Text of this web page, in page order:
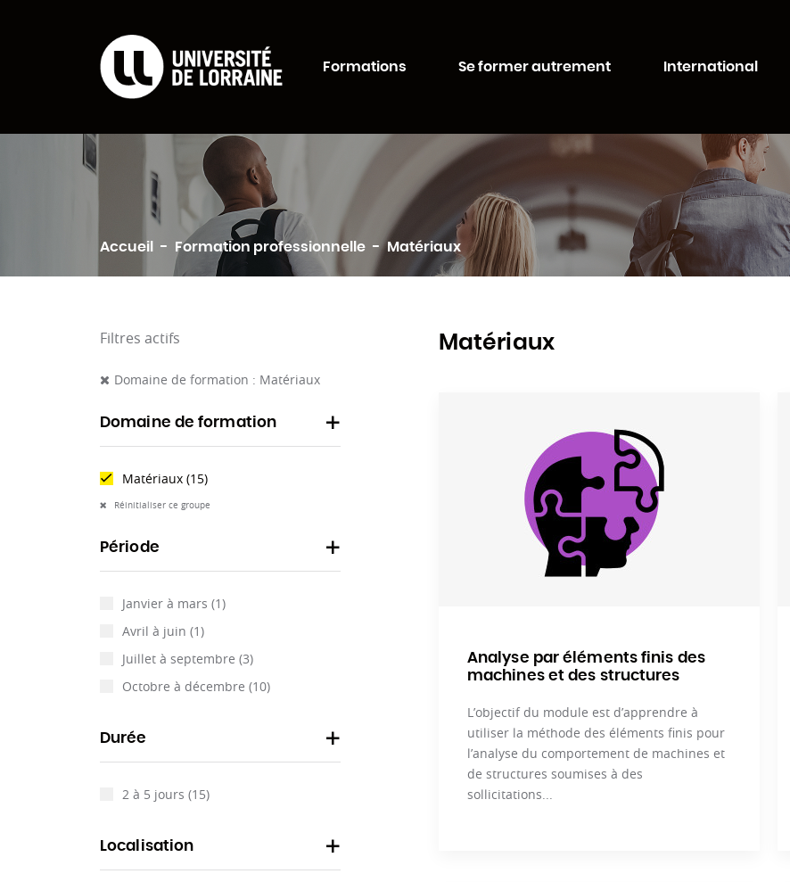
recherche
Formations Se former autrement International
Rechercher
Accueil Formation professionnelle Matériaux
Filtres actifs
Domaine de formation : Matériaux
Domaine de formation
Matériaux (15)
Réinitialiser ce groupe
Période
Janvier à mars (1)
Avril à juin (1)
Juillet à septembre (3)
Octobre à décembre (10)
Durée
2 à 5 jours (15)
Localisation
Matériaux
Analyse par éléments finis des
machines et des structures
L’objectif du module est d’apprendre à
utiliser la méthode des éléments finis pour
l’analyse du comportement de machines et
de structures soumises à des
sollicitations...